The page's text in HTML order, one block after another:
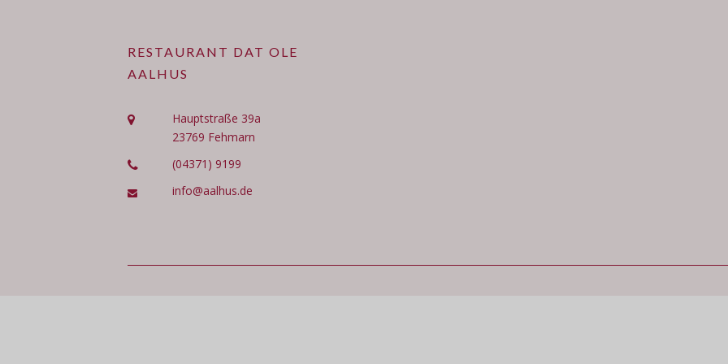
RESTAURANT DAT OLE
AALHUS
Hauptstraße 39a
23769 Fehmarn
(04371) 9199
info@aalhus.de